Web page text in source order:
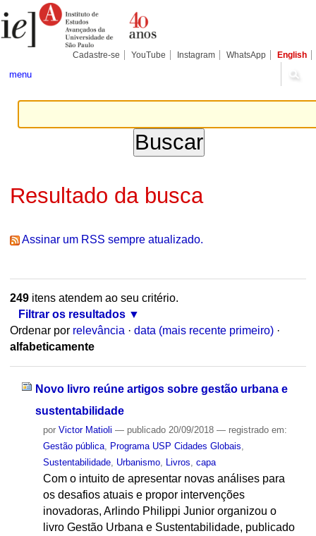
para
conteúdo.
Pessoais
Cadastre-se YouTube Instagram WhatsApp English
menu
Resultado da busca
Assinar um RSS sempre atualizado.
249itens atendem ao seu critério.
Filtrar os resultados
Ordenar por relevância · data (mais recente primeiro) ·
alfabeticamente
Novo livro reúne artigos sobre gestão urbana e
sustentabilidade
por Victor Matioli — publicado20/09/2018 — registrado em:
Gestão pública, Programa USP Cidades Globais
Sustentabilidade, Urbanismo, Livros capa
Com o intuito de apresentar novas análises para
os desafios atuais e propor intervenções
inovadoras, Arlindo Philippi Junior organizou o
livro Gestão Urbana e Sustentabilidade, publicado